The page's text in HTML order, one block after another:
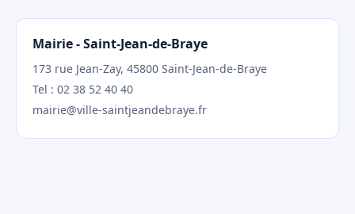
Mairie - Saint-Jean-de-Braye
173 rue Jean-Zay, 45800 Saint-Jean-de-Braye
Tel : 02 38 52 40 40
mairie@ville-saintjeandebraye.fr